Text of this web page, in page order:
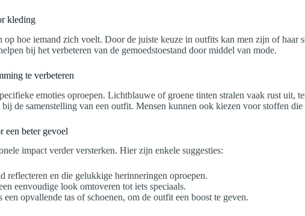
kleding
hoe iemand zich voelt. Door de juiste keuze in outfits kan men zijn of
bij het verbeteren van de gemoedstoestand door middel van mode.
te verbeteren
emoties oproepen. Lichtblauwe of groene tinten stralen vaak rust
de samenstelling van een outfit. Mensen kunnen ook kiezen voor stoffen
een beter gevoel
impact verder versterken. Hier zijn enkele suggesties:
reflecteren en die gelukkige herinneringen oproepen.
eenvoudige look omtoveren tot iets speciaals.
een opvallende tas of schoenen, om de outfit een boost te geven.